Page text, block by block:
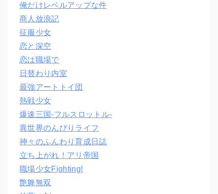
俺だけレベルアップな件
商人放浪記
征服少女
恋と深空
恋は職場で
日替わり内室
最強アートトイ団
熱戦少女
爆速三国‐フルスロットル‐
異世界のんびりライフ
神々のふんわり育成日誌
立ち上がれ！アリ帝国
職場少女Fighting!
艶舞無双